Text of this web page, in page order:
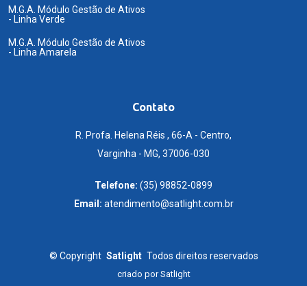
M.G.A. Módulo Gestão de Ativos
- Linha Verde
M.G.A. Módulo Gestão de Ativos
- Linha Amarela
Contato
R. Profa. Helena Réis , 66-A - Centro,
Varginha - MG, 37006-030
Telefone: (35) 98852-0899
Email: atendimento@satlight.com.br
© Copyright Satlight Todos direitos reservados
criado porSatlight